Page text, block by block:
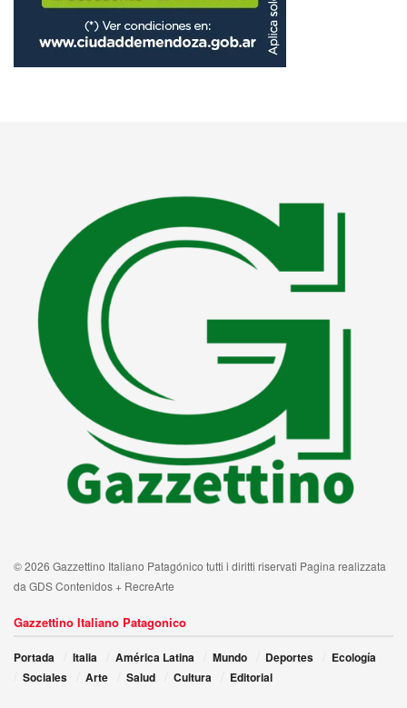
© 2026 Gazzettino Italiano Patagónico tutti i diritti riservati Pagina realizzata
da GDS Contenidos + RecreArte
Gazzettino Italiano Patagonico
Portada Italia América Latina Mundo Deportes
Ecología
Sociales
Arte Salud Cultura Editorial